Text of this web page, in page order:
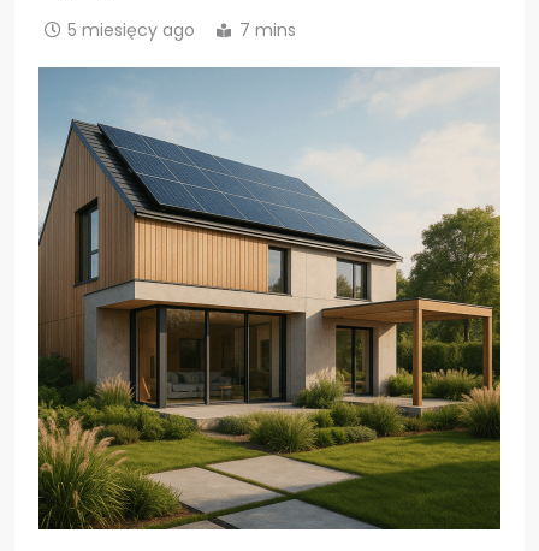
5 miesięcy ago 7 mins